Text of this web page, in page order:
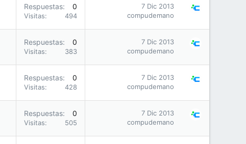
Respuestas 0
Visitas 494
7 Dic 2013
compudemano
Respuestas 0
Visitas 383
7 Dic 2013
compudemano
Respuestas 0
Visitas 428
7 Dic 2013
compudemano
Respuestas 0
Visitas 505
7 Dic 2013
compudemano